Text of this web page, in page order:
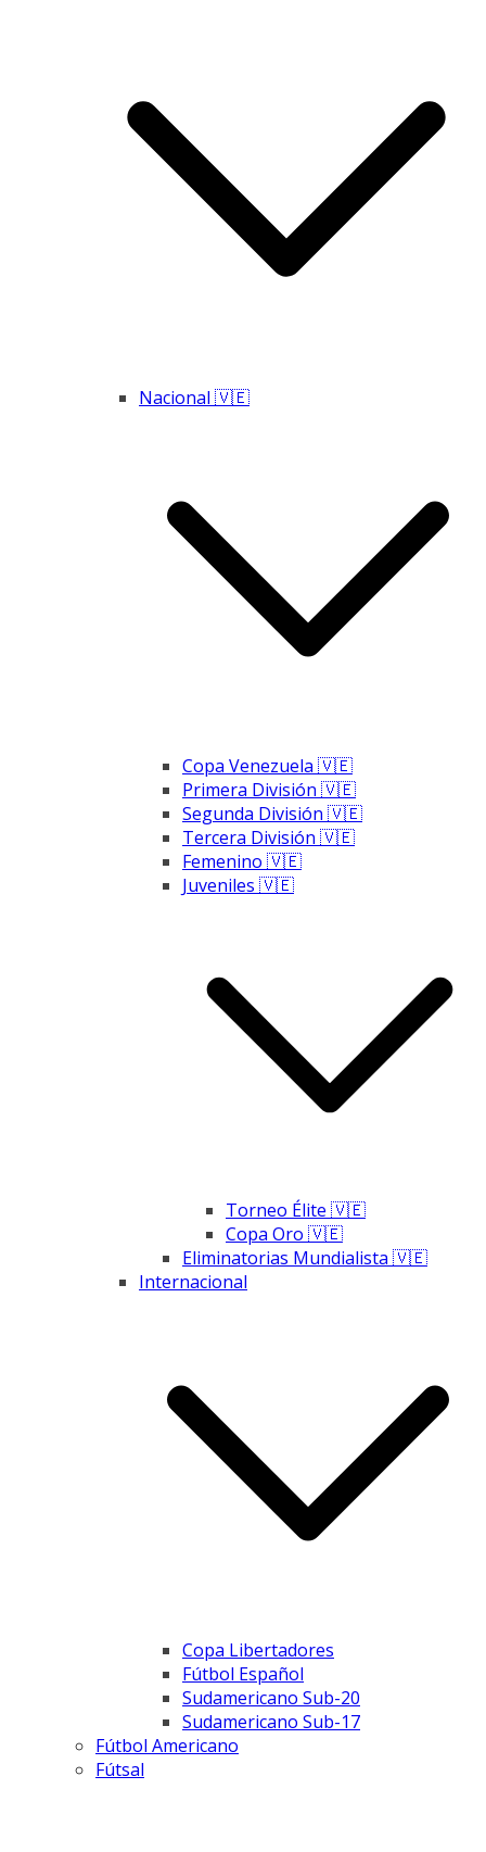
Nacional 🇻🇪
Copa Venezuela 🇻🇪
Primera División 🇻🇪
Segunda División 🇻🇪
Tercera División 🇻🇪
Femenino 🇻🇪
Juveniles 🇻🇪
Torneo Élite 🇻🇪
Copa Oro 🇻🇪
Eliminatorias Mundialista 🇻🇪
Internacional
Copa Libertadores
Fútbol Español
Sudamericano Sub-20
Sudamericano Sub-17
Fútbol Americano
Fútsal